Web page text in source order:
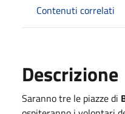
Contenuti correlati
Descrizione
Saranno tre le piazze di